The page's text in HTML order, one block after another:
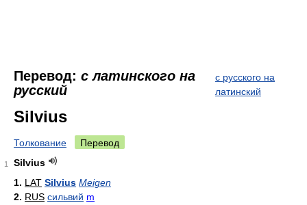
Перевод: с латинского на
русский
с русского на
латинский
Silvius
Толкование Перевод
1
Silvius
1. LAT Silvius Meigen
2. RUS сильвий m